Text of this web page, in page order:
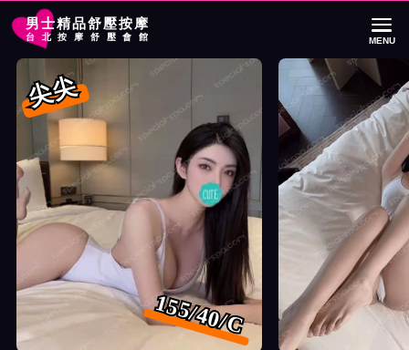
男士精品舒壓按摩
台北按摩舒壓會館 MENU
首頁 85館按摩師尖尖詳細介紹
85館按摩師尖尖照片展示與影片介紹及
尖尖
155/40/C